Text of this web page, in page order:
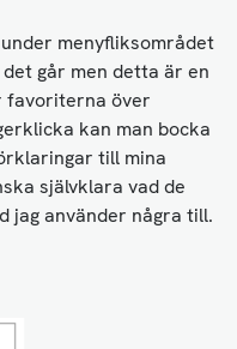
menyfliksområdet
går men detta är en
favoriterna över
kan man bocka
till mina
självklara vad de
jag använder några till.